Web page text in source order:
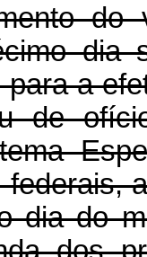
do
dia
a
de
dia do
dos